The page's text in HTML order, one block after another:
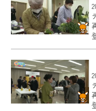
【ご注意】
2024年9月24日
ビス向上のため、
『CCNet Web
一部コンテンツ
CCNetサービス
ページ※』への
す。